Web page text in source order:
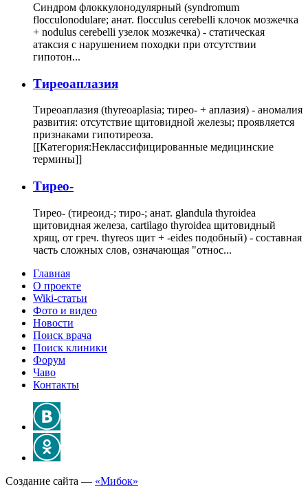
Синдром флоккулонодулярный (syndromum
flocculonodulare; анат. flocculus cerebelli клочок мозжечка
+ nodulus cerebelli узелок мозжечка) - статическая
атаксия с нарушением походки при отсутствии
гипотон...
Тиреоаплазия
Тиреоаплазия (thyreoaplasia; тирео- + аплазия) - аномалия
развития: отсутствие щитовидной железы; проявляется
признаками гипотиреоза.
[[Категория:Неклассифицированные медицинские
термины]]
Тирео-
Тирео- (тиреоид-; тиро-; анат. glandula thyroidea
щитовидная железа, cartilago thyroidea щитовидный
хрящ, от греч. thyreos щит + -eides подобный) - составная
часть сложных слов, означающая "относ...
Главная
О проекте
Wiki-статьи
Фото и видео
Новости
Поиск врача
Поиск клиники
Форум
Чаво
Контакты
Создание сайта — «Мибок»